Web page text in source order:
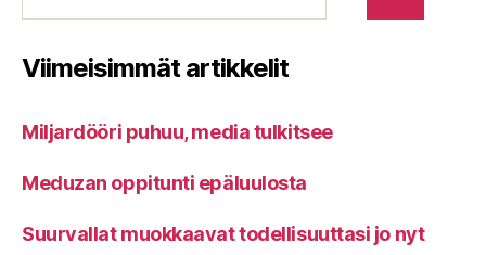
Viimeisimmät artikkelit
Miljardööri puhuu, media tulkitsee
Meduzan oppitunti epäluulosta
Suurvallat muokkaavat todellisuuttasi jo nyt